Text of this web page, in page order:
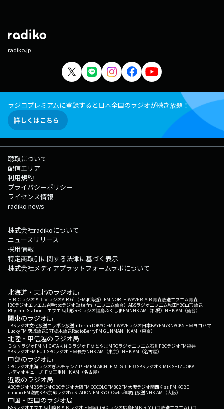
radiko.jp
ラジコプレミアムに登録すると日本全国のラジオが聴き放題！
詳しくはこちら
聴取について
配信エリア
利用規約
プライバシーポリシー
ライセンス情報
radiko news
株式会社radikoについて
ニュースリリース
採用情報
特定商取引に関する法律に基づく表示
株式会社メディアプラットフォームラボについて
北海道・東北のラジオ局
ＨＢＣラジオＳＴＶラジオAIR-G'（FM北海道） FM NORTH WAVEＲＡＢ青森放送エフエム青森
IBCラジオエフエム岩手tbcラジオDate fm（エフエム仙台） ABSラジオエフエム秋田YBC山形放送
Rhythm Station エフエム山形RFCラジオ福島ふくしまFMNHK AM（札幌） NHK AM（仙台）
関東のラジオ局
TBSラジオ文化放送ニッポン放送interfmTOKYO FMJ-WAVEラジオ日本BAYFM78NACK5 ＦＭヨコハマ
LuckyFM 茨城放送CRT栃木放送RadioBerryFM GUNMANHK AM（東京）
北陸・甲信越のラジオ局
ＢＳＮラジオFM NIIGATAＫＮＢラジオ ＦＭとやまMROラジオエフエム石川FBCラジオFM福井
YBSラジオFM FUJISBCラジオ ＦＭ長野NHK AM（東京） NHK AM（名古屋）
中部のラジオ局
CBCラジオ東海ラジオぎふチャンZIP-FMFM AICHI ＦＭ ＧＩＦＵ SBSラジオK-MIX SHIZUOKA
レディオキューブ ＦＭ三重NHK AM（名古屋）
近畿のラジオ局
ABCラジオMBSラジオOBCラジオ大阪FM COCOLOFM802FM大阪ラジオ関西Kiss FM KOBE
e-radio FM滋賀KBS京都ラジオα-STATION FM KYOTOwbs和歌山放送NHK AM（大阪）
中国・四国のラジオ局
BSSラジオエフエム山陰ＲＳＫラジオ ＦＭ岡山RCCラジオ広島FM ＫＲＹ山口放送エフエム山口